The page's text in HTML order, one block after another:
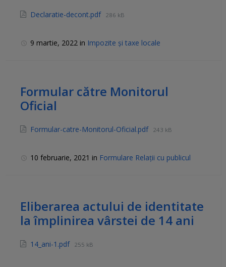
Declaratie-decont.pdf 286 kB
9 martie, 2022 in Impozite și taxe locale
Formular către Monitorul
Oficial
Formular-catre-Monitorul-Oficial.pdf 243 kB
10 februarie, 2021 in Formulare Relații cu publicul
Eliberarea actului de identitate
la împlinirea vârstei de 14 ani
14_ani-1.pdf 255 kB